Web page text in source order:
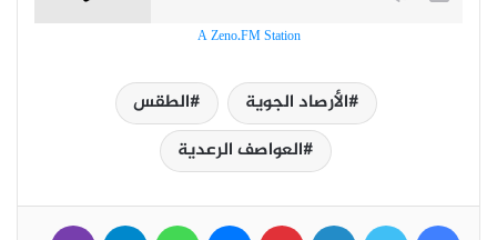
A Zeno.FM Station
الأرصاد الجوية
الطقس
العواصف الرعدية
فيسبوك لينكدإن بينتيريست واتساب تيلقرام